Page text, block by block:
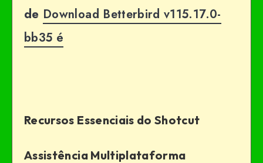
de Download Betterbird v115.17.0-
bb35 é
Recursos Essenciais do Shotcut
Assistência Multiplataforma